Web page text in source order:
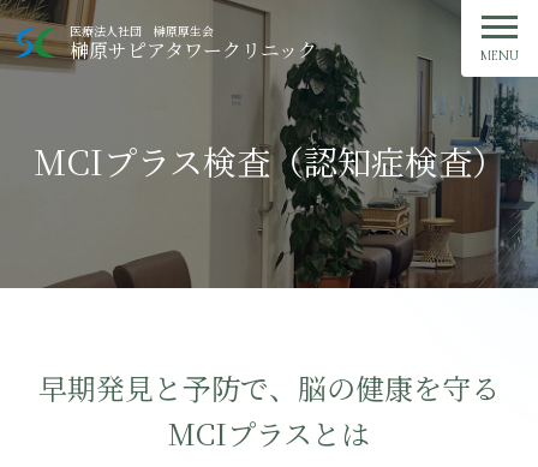
医療法人社団 榊原厚生会
榊原サピアタワークリニック
クリニック紹介
健康診断
症状・治療ガイド
MENU
MCIプラス検査（認知症検査）
早期発見と予防で、脳の健康を守る
MCIプラスとは